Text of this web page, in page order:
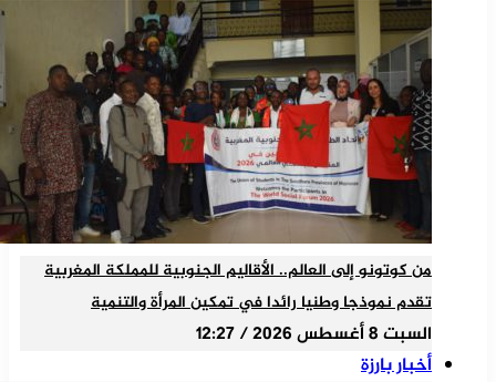
من كوتونو إلى العالم.. الأقاليم الجنوبية للمملكة المغربية
تقدم نموذجا وطنيا رائدا في تمكين المرأة والتنمية
السبت 8 أغسطس 2026 / 12:27
أخبار بارزة